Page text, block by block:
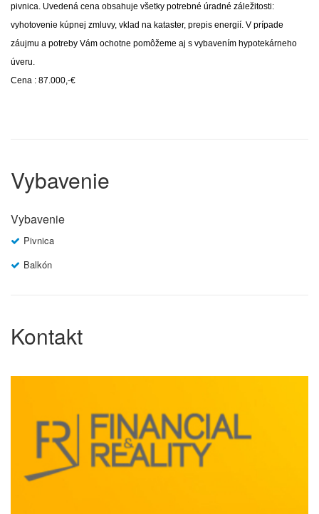
pivnica. Uvedená cena obsahuje všetky potrebné úradné záležitosti:
vyhotovenie kúpnej zmluvy, vklad na kataster, prepis energií. V prípade
záujmu a potreby Vám ochotne pomôžeme aj s vybavením hypotekárneho
úveru.
Cena : 87.000,-€
Vybavenie
Vybavenie
Pivnica
Balkón
Kontakt